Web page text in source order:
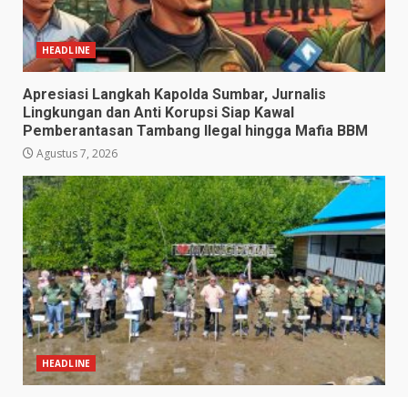
HEADLINE
Apresiasi Langkah Kapolda Sumbar, Jurnalis
Lingkungan dan Anti Korupsi Siap Kawal
Pemberantasan Tambang Ilegal hingga Mafia BBM
Agustus 7, 2026
HEADLINE